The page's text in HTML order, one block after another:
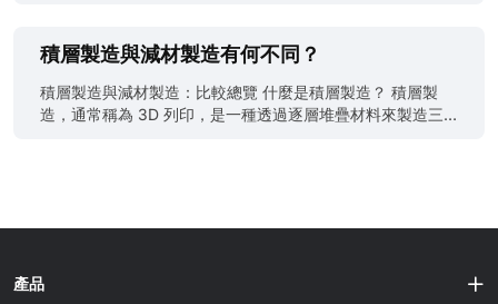
層製造過去的限制 多年來，3D 列印受到多項結構性挑戰限
制，難以廣泛應用於實際生產環境： 限制 設備成本高，使多
數企業難以導入工業級系統 ......
材料。 3D 列印在不同產業皆有廣泛應用。它可用於快速原
型製作，迅速產出實體模型以供設計驗證與測試；也應用於
客製化產品製造，如義肢、牙科植入物與消費品。此外，3D
列印亦用於建築、航太、汽車與醫療等領域。 這項技術讓製
的製造需求。本文深入探討這兩種創新 3D 列印方法的細
節，剖析其優勢、限制與實際應用。 什麼是選擇性雷射燒結
（SLS） 選擇性雷射燒結是一項先驅的 3D 列印技術，利用
高功率雷射逐層選擇性熔合粉末材料，形成實體物件。這種
高精準度打造複雜幾何形狀；與傳統製造方法不同，SLS 無
然而，SLS 也存在限制，包括列印時間相對較長，且需後處
積層製造與減材製造有何不同？
積層製造與減材製造：比較總覽 什麼是積層製造？ 積層製
造，通常稱為 3D 列印，是一種透過逐層堆疊材料來製造三
過渡生產和最終產品的客製化製造。若使用其他製造方法，
SLS 中，高功率雷射選擇性地將粉末材料（如塑膠、金屬或
產品